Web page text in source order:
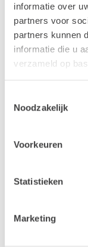
informatie over
partners voor
partners kunnen
informatie die u
verzameld op
Noodzakelijk
Voorkeuren
Statistieken
Marketing
Binnendiameter
180 cm
Wanddikte
18 mm
1400 L
Hoogte
93 cm
Opwarmtijd
Kachel